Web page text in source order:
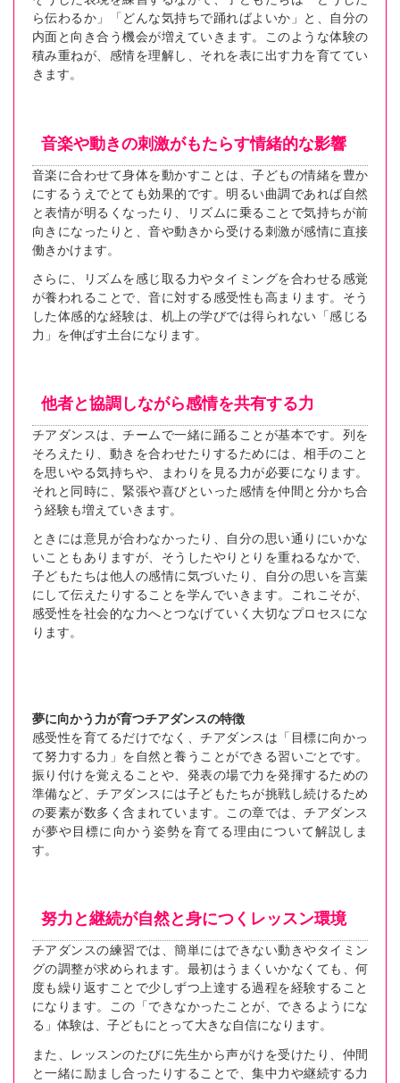
ら伝わるか」「どんな気持ちで踊ればよいか」と、自分の
内面と向き合う機会が増えていきます。このような体験の
積み重ねが、感情を理解し、それを表に出す力を育ててい
きます。
音楽や動きの刺激がもたらす情緒的な影響
音楽に合わせて身体を動かすことは、子どもの情緒を豊か
にするうえでとても効果的です。明るい曲調であれば自然
と表情が明るくなったり、リズムに乗ることで気持ちが前
向きになったりと、音や動きから受ける刺激が感情に直接
働きかけます。
さらに、リズムを感じ取る力やタイミングを合わせる感覚
が養われることで、音に対する感受性も高まります。そう
した体感的な経験は、机上の学びでは得られない「感じる
力」を伸ばす土台になります。
他者と協調しながら感情を共有する力
チアダンスは、チームで一緒に踊ることが基本です。列を
そろえたり、動きを合わせたりするためには、相手のこと
を思いやる気持ちや、まわりを見る力が必要になります。
それと同時に、緊張や喜びといった感情を仲間と分かち合
う経験も増えていきます。
ときには意見が合わなかったり、自分の思い通りにいかな
いこともありますが、そうしたやりとりを重ねるなかで、
子どもたちは他人の感情に気づいたり、自分の思いを言葉
にして伝えたりすることを学んでいきます。これこそが、
感受性を社会的な力へとつなげていく大切なプロセスにな
ります。
夢に向かう力が育つチアダンスの特徴
感受性を育てるだけでなく、チアダンスは「目標に向かっ
て努力する力」を自然と養うことができる習いごとです。
振り付けを覚えることや、発表の場で力を発揮するための
準備など、チアダンスには子どもたちが挑戦し続けるため
の要素が数多く含まれています。この章では、チアダンス
が夢や目標に向かう姿勢を育てる理由について解説しま
す。
努力と継続が自然と身につくレッスン環境
チアダンスの練習では、簡単にはできない動きやタイミン
グの調整が求められます。最初はうまくいかなくても、何
度も繰り返すことで少しずつ上達する過程を経験すること
になります。この「できなかったことが、できるようにな
る」体験は、子どもにとって大きな自信になります。
また、レッスンのたびに先生から声がけを受けたり、仲間
と一緒に励まし合ったりすることで、集中力や継続する力